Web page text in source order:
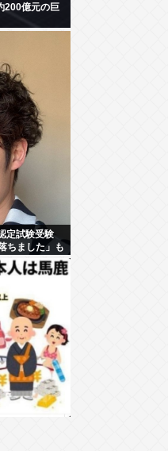
200億元の巨
定試験受験
ちました」も